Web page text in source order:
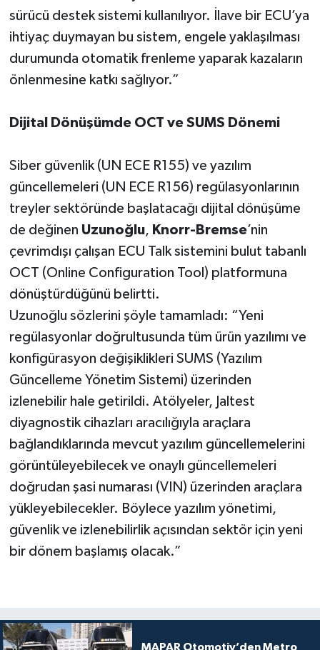
sürücü destek sistemi kullanılıyor. İlave bir ECU’ya
ihtiyaç duymayan bu sistem, engele yaklaşılması
durumunda otomatik frenleme yaparak kazaların
önlenmesine katkı sağlıyor.”
Dijital Dönüşümde OCT ve SUMS Dönemi
Siber güvenlik (UN ECE R155) ve yazılım
güncellemeleri (UN ECE R156) regülasyonlarının
treyler sektöründe başlatacağı dijital dönüşüme
de değinen Uzunoğlu, Knorr-Bremse’nin
çevrimdışı çalışan ECU Talk sistemini bulut tabanlı
OCT (Online Configuration Tool) platformuna
dönüştürdüğünü belirtti.
Uzunoğlu sözlerini şöyle tamamladı: “Yeni
regülasyonlar doğrultusunda tüm ürün yazılımı ve
konfigürasyon değişiklikleri SUMS (Yazılım
Güncelleme Yönetim Sistemi) üzerinden
izlenebilir hale getirildi. Atölyeler, Jaltest
diyagnostik cihazları aracılığıyla araçlara
bağlandıklarında mevcut yazılım güncellemelerini
görüntüleyebilecek ve onaylı güncellemeleri
doğrudan şasi numarası (VIN) üzerinden araçlara
yükleyebilecekler. Böylece yazılım yönetimi,
güvenlik ve izlenebilirlik açısından sektör için yeni
bir dönem başlamış olacak.”
MAPAR Otomotiv’den Metro